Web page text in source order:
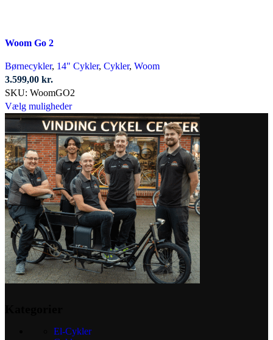
Woom Go 2
Børnecykler, 14" Cykler, Cykler, Woom
3.599,00 kr.
SKU: WoomGO2
Vælg mulighederDette
vare
har
flere
varianter.
Mulighederne
kan
vælges
på
varesiden
El-Cykler